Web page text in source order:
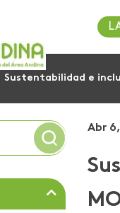
Sustentabilidad e
Abr